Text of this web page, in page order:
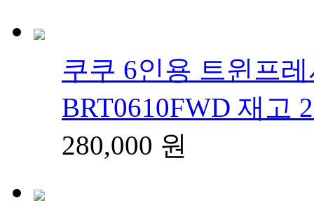
쿠쿠 6인용 트윈프
BRT0610FWD 재고
280,000 원